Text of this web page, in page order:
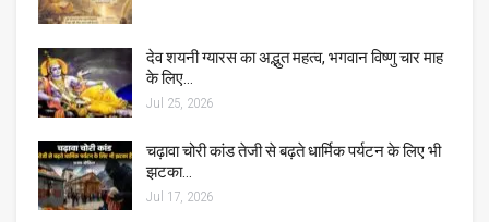
देव शयनी ग्यारस का अद्भुत महत्व, भगवान विष्णु चार माह
के लिए…
Jul 25, 2026
चढ़ावा चोरी कांड तेजी से बढ़ते धार्मिक पर्यटन के लिए भी
झटका…
Jul 17, 2026